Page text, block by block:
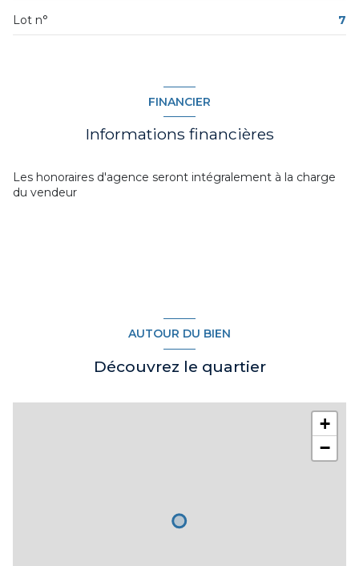
visiophone
Lot n° 7
FINANCIER
Informations financières
Les honoraires d'agence seront intégralement à la charge
du vendeur
AUTOUR DU BIEN
Découvrez le quartier
+
−